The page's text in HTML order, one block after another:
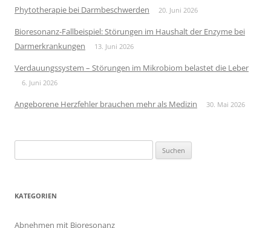
Phytotherapie bei Darmbeschwerden 20. Juni 2026
Bioresonanz-Fallbeispiel: Störungen im Haushalt der Enzyme bei
Darmerkrankungen
13. Juni 2026
Verdauungssystem – Störungen im Mikrobiom belastet die Leber
6. Juni 2026
Angeborene Herzfehler brauchen mehr als Medizin 30. Mai 2026
nach:
KATEGORIEN
Abnehmen mit Bioresonanz